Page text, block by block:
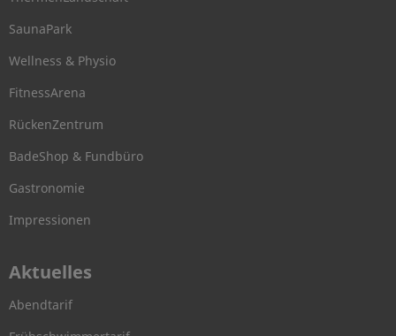
SaunaPark
Wellness & Physio
FitnessArena
RückenZentrum
BadeShop & Fundbüro
Gastronomie
Impressionen
Aktuelles
Abendtarif